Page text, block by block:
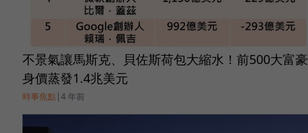
不景氣讓馬斯克、貝佐斯荷包大縮水！前500大富豪
身價蒸發1.4兆美元
時事焦點 |4 年前